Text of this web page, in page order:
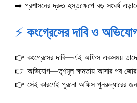
➡️ প্রশাসনের দ্রুত হস্তক্ষেপে বড় সংঘর্ষ
⚡ কংগ্রেসের দাবি ও
👉 কংগ্রেসের দাবি—এই অফিস একসময়
👉 অভিযোগ—তৃণমূল ক্ষমতায় আসার পর জোর
👉 সেই কারণেই পুরনো অফিস পুনরুদ্ধারের